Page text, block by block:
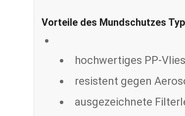
Vorteile des Mundschutzes
hochwertiges PP-
resistent gegen
ausgezeichnete